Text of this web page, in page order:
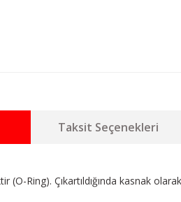
Taksit Seçenekleri
(O-Ring). Çıkartıldığında kasnak